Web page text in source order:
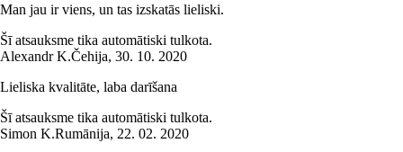
Man jau ir viens, un tas izskatās lieliski.
Šī atsauksme tika automātiski tulkota.
Alexandr K.Čehija, 30. 10. 2020
Lieliska kvalitāte, laba darīšana
Šī atsauksme tika automātiski tulkota.
Simon K.Rumānija, 22. 02. 2020